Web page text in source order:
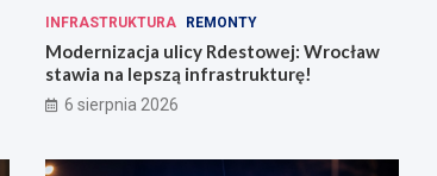
INFRASTRUKTURA REMONTY
Modernizacja ulicy Rdestowej: Wrocław
stawia na lepszą infrastrukturę!
6 sierpnia 2026